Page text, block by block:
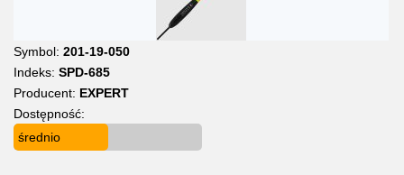
Symbol: 201-19-050
Indeks: SPD-685
Producent: EXPERT
Dostępność:
średnio